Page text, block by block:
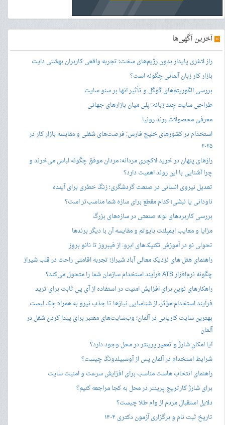
»آخرین آگهی‌ها
راز لاغری پایدار بدون رژیم‌های سخت؛ تجربه واقعی کاربران بهشتی دایت
بازار کار زبان آلمانی چگونه است؟
بررسی الگوریتم‌های گوگل و تأثیر آنها بر سئو سایت
طراحی سایت چند زبانه: پلی میان بازارهای جهانی
معرفی محصولات برند رونیا
استخدام در کشورهای خلیج فارس: فرصت‌های شغلی و مقایسه بازار کار در
۲۰۲۵
رازهای پنهان در خرید لاکچری مردانه؛ مردان موفق چگونه لباس می‌خرند و
چرا آشنایی با این روند اهمیت دارد؟
تعدیل نیروی انسانی در صنعت گردشگری؛ زنگ خطری برای آینده
ناودانی یا نبشی؛ کدام مقطع برای سازه شما مناسب‌تر است؟
بررسی کاربردهای لوله صنعتی در سازه‌های بزرگ
مزایا و معایب ایمپلنت بایوتم و مقایسه آن با دیگر برندها
تحولی نو در آموزش تکنیک‌های ابرو: از فیبروز تا نانو بروز
راهنمای هتل های نزدیک معالی آباد شیراز؛ تجربه اقامتی راحت در قلب شیراز
چگونه نرم‌افزار ATS فرآیند استخدام سازمان شما را متحول می‌کند؟
راهکارهای نوین برای افزایش امنیت در استفاده از آی پی ثابت برای ترید
فرآیند استخدام مؤثر، از شناسایی نیازها تا جذب نیرو به همراه چک لیست
بهترین سایت کاریابی در آلمان؛ وب‌سایت‌های معتبر برای پیدا کردن شغل در
آلمان
آیا امکان شارژ و تعمیر پرینتر در محل وجود دارد؟
شرایط استخدام در آلمان پس از آوسبیلدونگ چیست؟
راهنمای انتخاب هاست مناسب برای افزایش سرعت و امنیت سایت
برای شارژ کارتریج پرینتر در محل به کجا مراجعه کنیم؟
دلایل استقبال مردم از وام طلا چیست؟
تاریخ ثبت نام و برگزاری آزمون دکتری ۱۴۰۴